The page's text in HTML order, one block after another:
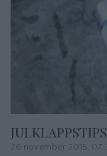
26 november 2015,